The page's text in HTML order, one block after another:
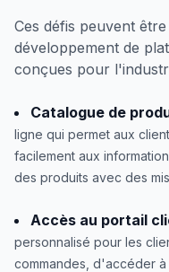
Ces défis peuvent
développement de
conçues pour
Catalogue de
ligne qui permet aux
facilement aux
des produits avec des
Accès au portail
personnalisé pour les
commandes, d'accéder